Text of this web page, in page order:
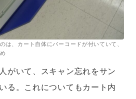
は、カート自体にバーコードが付いていて、
がいて、スキャン忘れをサン
る。これについてもカート内